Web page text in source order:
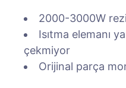
2000-3000W
Isıtma elemanı
çekmiyor
Orijinal parça